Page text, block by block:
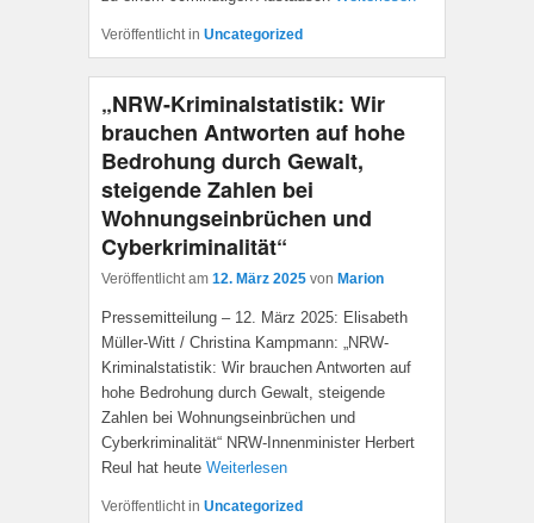
Veröffentlicht in Uncategorized
„NRW-Kriminalstatistik: Wir
brauchen Antworten auf hohe
Bedrohung durch Gewalt,
steigende Zahlen bei
Wohnungseinbrüchen und
Cyberkriminalität“
Veröffentlicht am 12. März 2025 von Marion
Pressemitteilung – 12. März 2025: Elisabeth
Müller-Witt / Christina Kampmann: „NRW-
Kriminalstatistik: Wir brauchen Antworten auf
hohe Bedrohung durch Gewalt, steigende
Zahlen bei Wohnungseinbrüchen und
Cyberkriminalität“ NRW-Innenminister Herbert
Reul hat heute Weiterlesen
Veröffentlicht in Uncategorized